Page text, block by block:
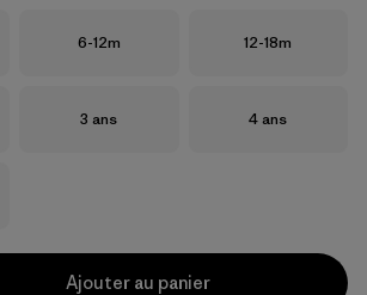
Taille
6-12m Taille
12-18m
Taille
3 ans Taille
4 ans
Ajouter au panier